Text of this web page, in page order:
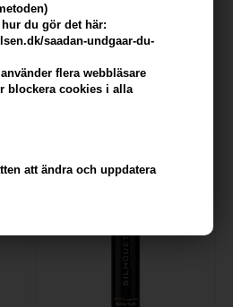
du gör det här:
saadan-undgaar-du-
flera webbläsare
blockera cookies i alla
att ändra och uppdatera
OSIS+ Volume Up Volume
Booster Spray 300ml
113,00 SEK